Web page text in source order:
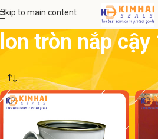
Skip to main content
lon tròn nắp cậy